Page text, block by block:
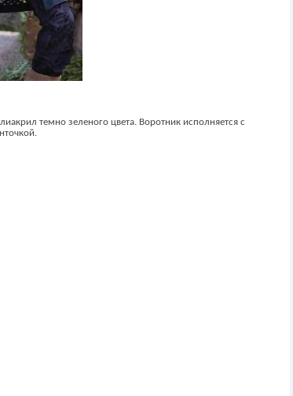
темно зеленого цвета. Воротник исполняется с